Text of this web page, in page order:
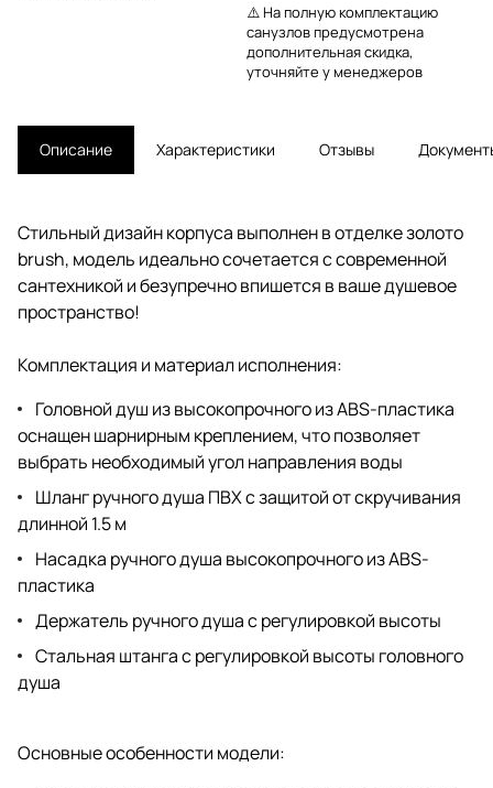
⚠️ На полную комплектацию
санузлов предусмотрена
дополнительная скидка,
уточняйте у менеджеров
Описание Характеристики Отзывы
Стильный дизайн корпуса выполнен в отделке золото
brush, модель идеально сочетается с современной
сантехникой и безупречно впишется в ваше душевое
пространство!
Комплектация и материал исполнения:
Головной душ из высокопрочного из ABS-пластика
оснащен шарнирным креплением, что позволяет
выбрать необходимый угол направления воды
Шланг ручного душа ПВХ с защитой от скручивания
длинной 1.5 м
Насадка ручного душа высокопрочного из ABS-
пластика
Держатель ручного душа с регулировкой высоты
Стальная штанга с регулировкой высоты головного
душа
Основные особенности модели: